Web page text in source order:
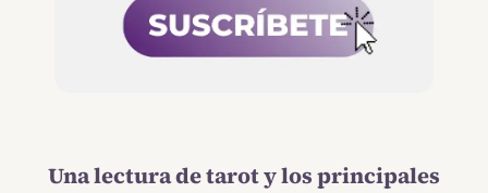
Una lectura de tarot y los principales